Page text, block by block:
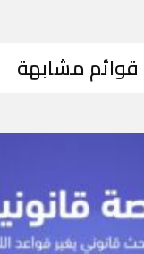
قوائم مشابهة